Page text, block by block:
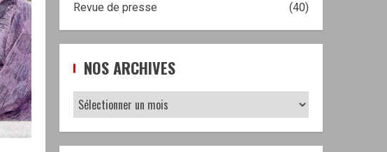
Revue de presse (40)
NOS ARCHIVES
Nos
archives